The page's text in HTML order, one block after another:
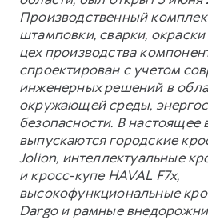
Производственный
штамповки, сварки,
цех производства
спроектирован с учетом
инженерных решений в
окружающей среды,
безопасности. В настоящее
выпускаются городские
Jolion, интеллектуальные
и кросс-купе HAVAL F7x,
высокофункциональные
Dargo и рамные